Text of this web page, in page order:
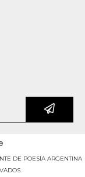
DE POESÍA ARGENTINA